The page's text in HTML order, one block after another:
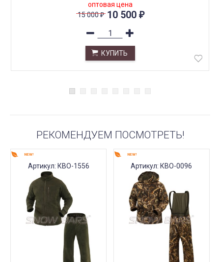
оптовая цена
15 000₽ 10 500 ₽
КУПИТЬ
РЕКОМЕНДУЕМ ПОСМОТРЕТЬ!
NEW!
Артикул: КВО-1556
NEW!
Артикул: КВО-0096